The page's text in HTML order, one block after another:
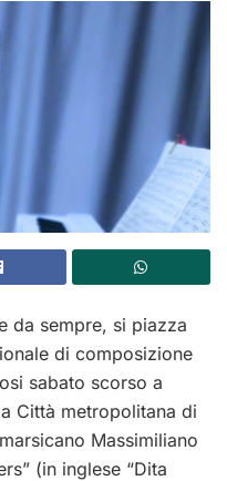
da sempre, si piazza
di composizione
sabato scorso a
Città metropolitana di
Massimiliano
(in inglese “Dita